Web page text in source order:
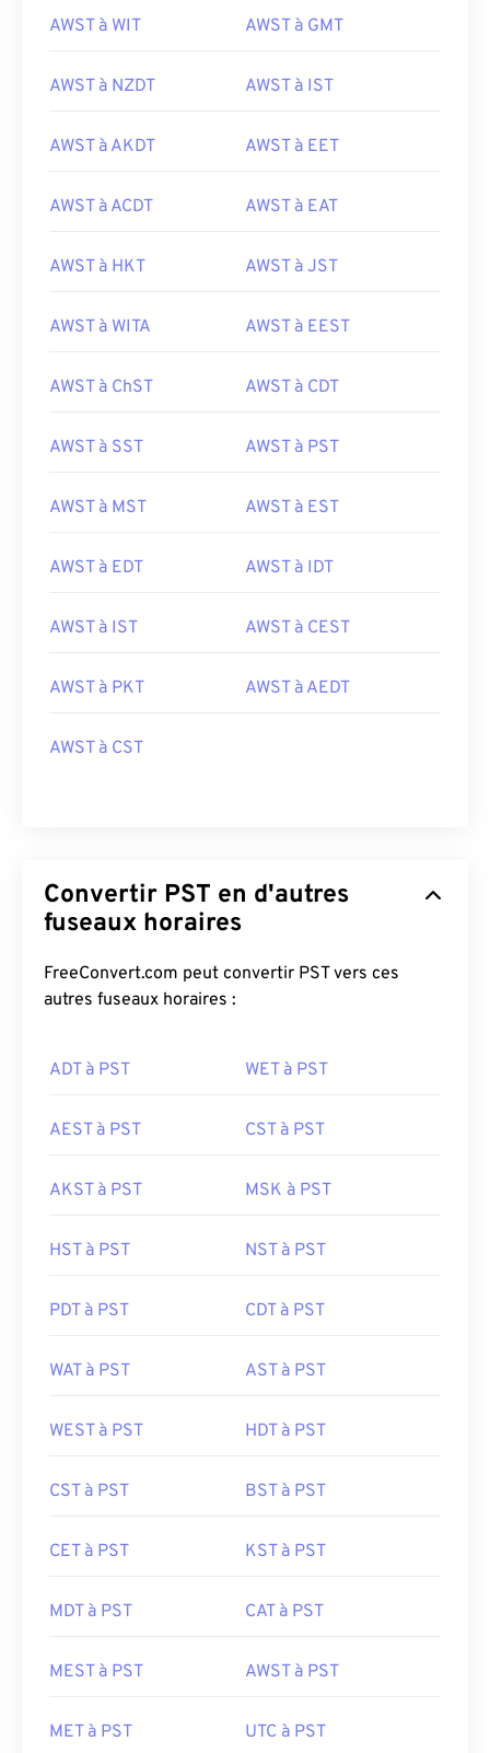
AWST à WIT AWST à GMT
AWST à NZDT AWST à IST
AWST à AKDT AWST à EET
AWST à ACDT AWST à EAT
AWST à HKT AWST à JST
AWST à WITA AWST à EEST
AWST à ChST AWST à CDT
AWST à SST AWST à PST
AWST à MST AWST à EST
AWST à EDT AWST à IDT
AWST à IST AWST à CEST
AWST à PKT AWST à AEDT
AWST à CST
Convertir PST en d'autres
fuseaux horaires
FreeConvert.com peut convertir PST vers ces
autres fuseaux horaires :
ADT à PST WET à PST
AEST à PST CST à PST
AKST à PST MSK à PST
HST à PST NST à PST
PDT à PST CDT à PST
WAT à PST AST à PST
WEST à PST HDT à PST
CST à PST BST à PST
CET à PST KST à PST
MDT à PST CAT à PST
MEST à PST AWST à PST
MET à PST UTC à PST